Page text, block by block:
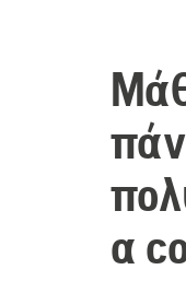
α